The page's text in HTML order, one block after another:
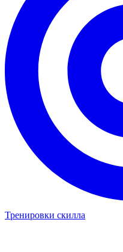
Тренировки скилла